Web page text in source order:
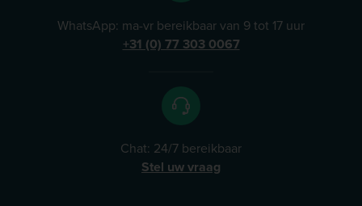
WhatsApp: ma-vr bereikbaar van 9 tot 17 uur
+31 (0) 77 303 0067
Chat: 24/7 bereikbaar
Stel uw vraag